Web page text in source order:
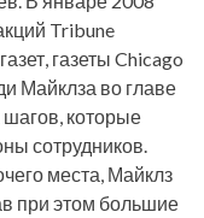
Tribune
газеты Chicago
Майклза во главе
которые
сотрудников.
места, Майклз
при этом большие